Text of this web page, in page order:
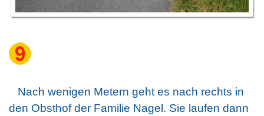
Nach wenigen Metern geht es nach rechts in
den Obsthof der Familie Nagel. Sie laufen dann